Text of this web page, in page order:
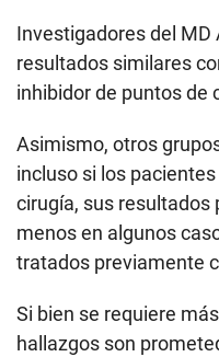
Investigadores del
resultados similares
inhibidor de puntos de
Asimismo, otros
incluso si los
cirugía, sus resultados
menos en algunos
tratados previamente
Si bien se requiere
hallazgos son